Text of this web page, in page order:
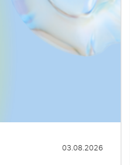
03.08.2026